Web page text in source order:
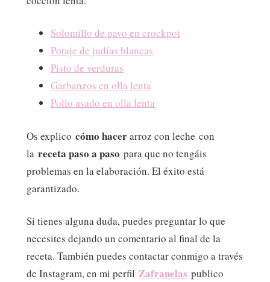
Solomillo de pavo en crockpot
Potaje de judías blancas
Pisto de verduras
Garbanzos en olla lenta
Pollo asado en olla lenta
Os explico cómo hacerarroz con leche con
la receta paso a paso para que no tengáis
problemas en la elaboración. El éxito está
garantizado.
Si tienes alguna duda, puedes preguntar lo que
necesites dejando un comentario al final de la
receta. También puedes contactar conmigo a través
de Instagram, en mi perfil Zafranelas publico